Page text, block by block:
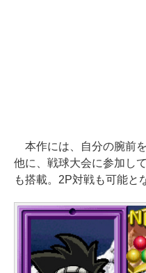
本作には、自分の腕前
他に、戦球大会に参加し
も搭載。2P対戦も可能と